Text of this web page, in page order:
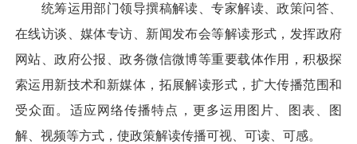
统筹运用部门领导撰稿解读、专家解读、政策问答、
在线访谈、媒体专访、新闻发布会等解读形式，发挥政府
网站、政府公报、政务微信微博等重要载体作用，积极探
索运用新技术和新媒体，拓展解读形式，扩大传播范围和
受众面。适应网络传播特点，更多运用图片、图表、图
解、视频等方式，使政策解读传播可视、可读、可感。